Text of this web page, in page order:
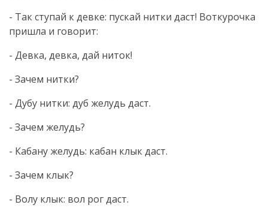
- Так ступай к девке: пускай нитки даст! Воткурочка
пришла и говорит:
- Девка, девка, дай ниток!
- Зачем нитки?
- Дубу нитки: дуб желудь даст.
- Зачем желудь?
- Кабану желудь: кабан клык даст.
- Зачем клык?
- Волу клык: вол рог даст.